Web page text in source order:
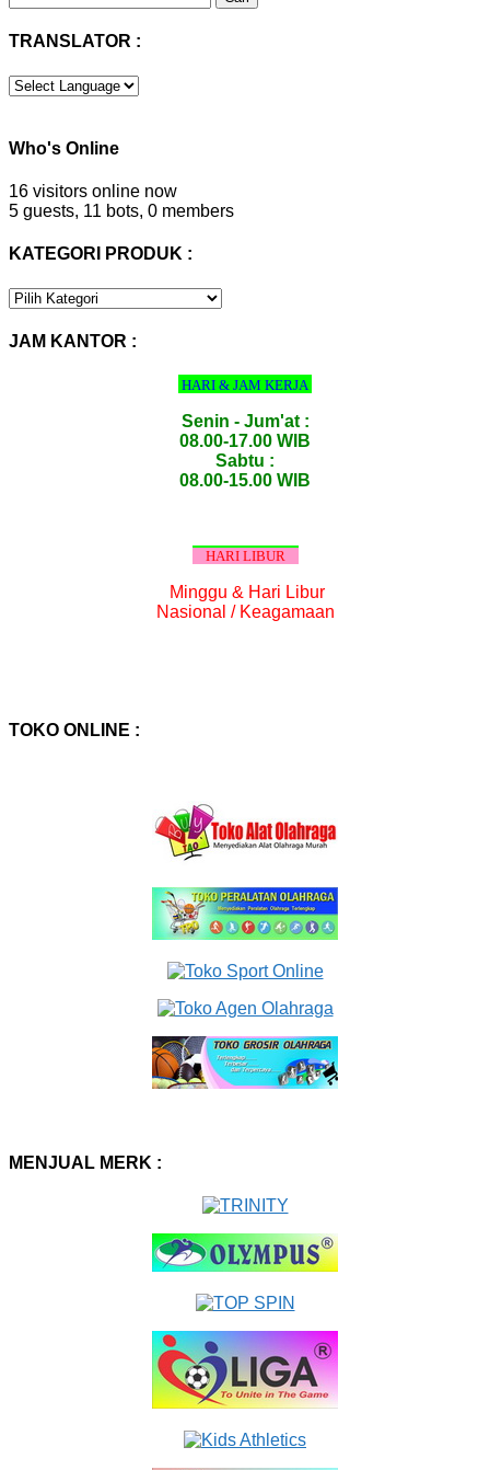
untuk:
TRANSLATOR :
Who's Online
16 visitors online now
5 guests, 11 bots, 0 members
KATEGORI PRODUK :
KATEGORI
JAM KANTOR :
HARI & JAM KERJA
Senin - Jum'at :
08.00-17.00 WIB
Sabtu :
08.00-15.00 WIB
HARI LIBUR
Minggu & Hari Libur
Nasional / Keagamaan
TOKO ONLINE :
MENJUAL MERK :